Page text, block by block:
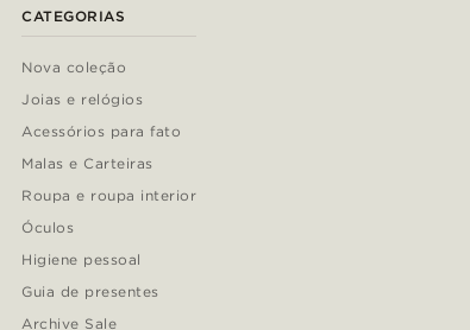
CATEGORIAS
Nova coleção
Joias e relógios
Acessórios para fato
Malas e Carteiras
Roupa e roupa interior
Óculos
Higiene pessoal
Guia de presentes
Archive Sale